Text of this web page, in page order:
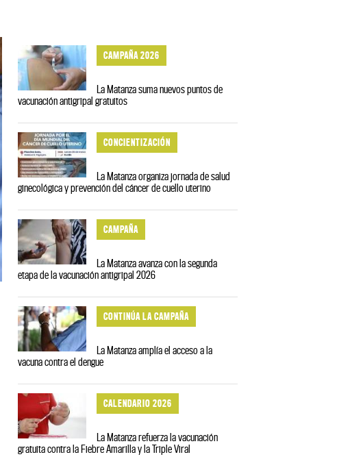
CAMPAÑA 2026
La Matanza suma nuevos puntos de
vacunación antigripal gratuitos
CONCIENTIZACIÓN
La Matanza organiza jornada de salud
ginecológica y prevención del cáncer de cuello uterino
CAMPAÑA
La Matanza avanza con la segunda
etapa de la vacunación antigripal 2026
CONTINÚA LA CAMPAÑA
La Matanza amplía el acceso a la
vacuna contra el dengue
CALENDARIO 2026
La Matanza refuerza la vacunación
gratuita contra la Fiebre Amarilla y la Triple Viral